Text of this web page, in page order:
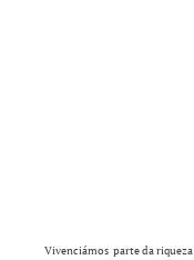
Vivenciámos parte da riqueza